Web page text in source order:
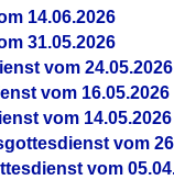
14.06.2026
31.05.2026
vom 24.05.2026
vom 16.05.2026
vom 14.05.2026
vom
vom